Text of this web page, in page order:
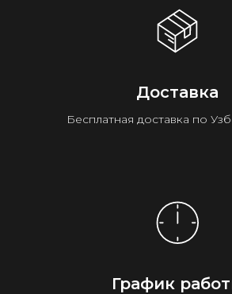
Доставка
Бесплатная доставка по
График